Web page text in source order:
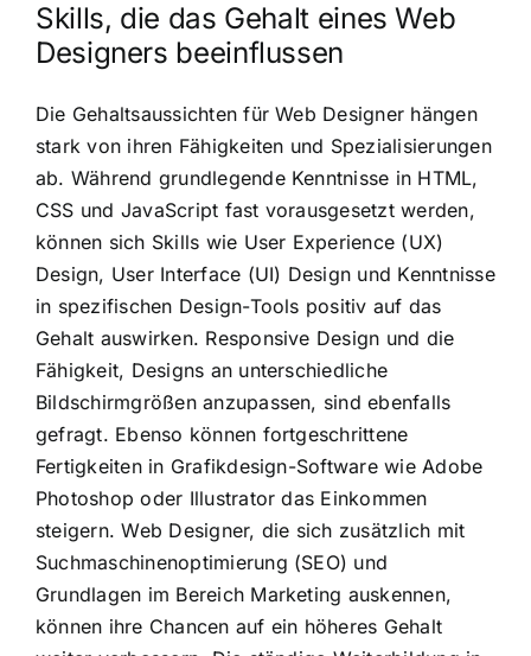
Skills, die das Gehalt eines Web
Designers beeinflussen
Die Gehaltsaussichten für Web Designer hängen
stark von ihren Fähigkeiten und Spezialisierungen
ab. Während grundlegende Kenntnisse in HTML,
CSS und JavaScript fast vorausgesetzt werden,
können sich Skills wie User Experience (UX)
Design, User Interface (UI) Design und Kenntnisse
in spezifischen Design-Tools positiv auf das
Gehalt auswirken. Responsive Design und die
Fähigkeit, Designs an unterschiedliche
Bildschirmgrößen anzupassen, sind ebenfalls
gefragt. Ebenso können fortgeschrittene
Fertigkeiten in Grafikdesign-Software wie Adobe
Photoshop oder Illustrator das Einkommen
steigern. Web Designer, die sich zusätzlich mit
Suchmaschinenoptimierung (SEO) und
Grundlagen im Bereich Marketing auskennen,
können ihre Chancen auf ein höheres Gehalt